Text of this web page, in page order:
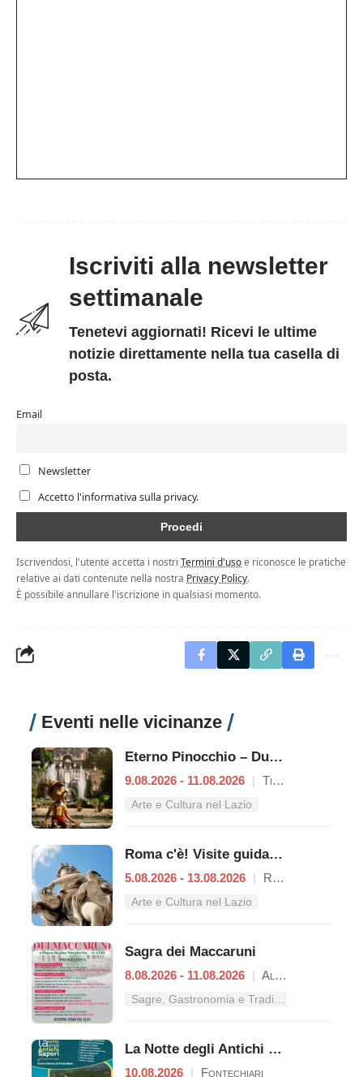
Iscriviti alla newsletter
settimanale
Tenetevi aggiornati! Ricevi le ultime
notizie direttamente nella tua casella di
posta.
Email
Newsletter
Accetto l'informativa sulla privacy.
Iscrivendosi, l'utente accetta i nostri Termini d'usoe riconosce le pratiche
relative ai dati contenute nella nostra Privacy Policy.
È possibile annullare l'iscrizione in qualsiasi momento.
Eventi nelle vicinanze
Eterno Pinocchio – Duecento anni di Collodi
9.08.2026 - 11.08.2026 | Tivoli
Arte e Cultura nel Lazio
Roma c'è! Visite guidate (anche per bambini) dal 5 al 13 agosto 2026
5.08.2026 - 13.08.2026 | Roma
Arte e Cultura nel Lazio
Sagra dei Maccaruni
8.08.2026 - 11.08.2026 | Alatri
La Notte degli Antichi Sapori
10.08.2026 | Fontechiari